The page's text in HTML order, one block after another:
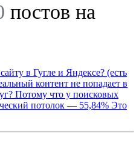
постов на
в Гугле и Яндексе? (есть
контент не попадает в
Потому что у поисковых
потолок — 55,84% Это